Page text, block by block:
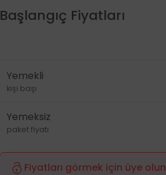
Başlangıç Fiyatları
Yemekli
kişi başı
Yemeksiz
paket fiyatı
Fiyatları görmek için üye olun